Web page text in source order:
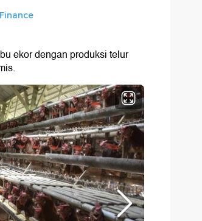
ekor dengan produksi telur